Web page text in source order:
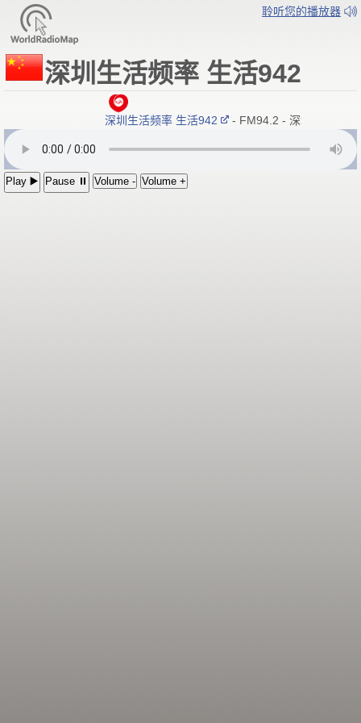
聆听您的播放器
深圳生活频率 生活942
深圳生活频率 生活942 - FM94.2 - 深圳广播电影
Play ▶️ Pause ⏸ Volume - Volume +